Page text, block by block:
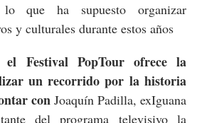
lo que ha supuesto organizar
y culturales durante estos años
Festival PopTour ofrece la
un recorrido por la historia
con Joaquín Padilla, exIguana
del programa televisivo la